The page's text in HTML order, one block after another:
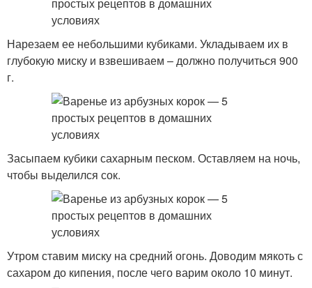
Нарезаем ее небольшими кубиками. Укладываем их в
глубокую миску и взвешиваем – должно получиться 900
г.
Засыпаем кубики сахарным песком. Оставляем на ночь,
чтобы выделился сок.
Утром ставим миску на средний огонь. Доводим мякоть с
сахаром до кипения, после чего варим около 10 минут.